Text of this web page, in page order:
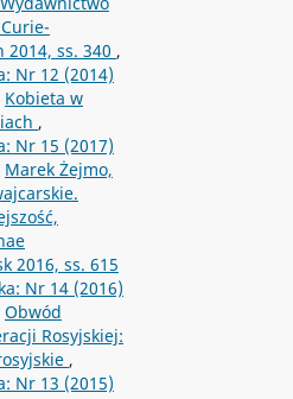
2014, ss. 340 ,
Nr 12 (2014)
Kobieta w
,
Nr 15 (2017)
Marek Żejmo,
2016, ss. 615
Nr 14 (2016)
Obwód
Rosyjskiej:
,
Nr 13 (2015)